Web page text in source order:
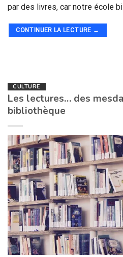
par des livres, car notre école
CONTINUER LA LECTURE →
CULTURE
Les lectures… des
bibliothèque